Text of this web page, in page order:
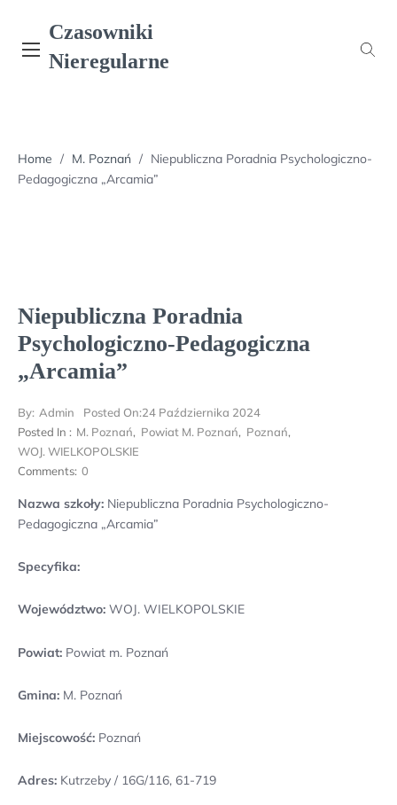
content
Czasowniki
Nieregularne
Home / M. Poznań / Niepubliczna Poradnia Psychologiczno-
Pedagogiczna „Arcamia”
Niepubliczna Poradnia
Psychologiczno-Pedagogiczna
„Arcamia”
By: Admin Posted On:24 Października 2024
Posted In : M. Poznań, Powiat M. Poznań, Poznań,
WOJ. WIELKOPOLSKIE
Comments: 0
Nazwa szkoły: Niepubliczna Poradnia Psychologiczno-
Pedagogiczna „Arcamia”
Specyfika:
Województwo: WOJ. WIELKOPOLSKIE
Powiat: Powiat m. Poznań
Gmina: M. Poznań
Miejscowość: Poznań
Adres: Kutrzeby / 16G/116, 61-719